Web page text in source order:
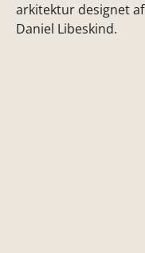
arkitektur designet
Daniel Libeskind.